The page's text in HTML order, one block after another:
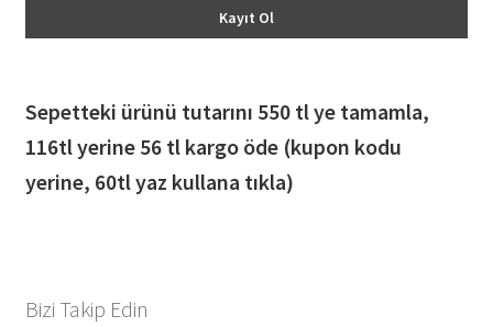
Sepetteki ürünü tutarını 550 tl ye tamamla,
116tl yerine 56 tl kargo öde (kupon kodu
yerine, 60tl yaz kullana tıkla)
Bizi Takip Edin